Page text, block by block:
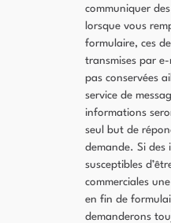
communiquer
lorsque vous
formulaire, ces
transmises par
pas conservées
service de
informations
seul but de
demande. Si des
susceptibles
commerciales
en fin de
demanderons